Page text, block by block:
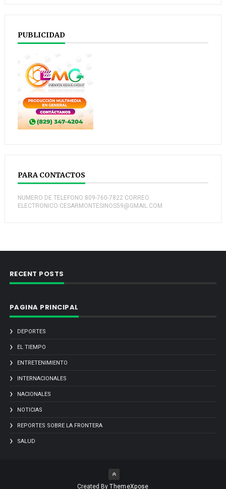
PUBLICIDAD
PARA CONTACTOS
NUMERO DE TELEFONO:809-760-7822 CORREO
ELECTRONICO:CESARMONTESINOS59@GMAIL.COM
RECENT POSTS
PAGINA PRINCIPAL
DEPORTES
EL TIEMPO
ENTRETENIMIENTO
INTERNACIONALES
NACIONALES
NOTICIAS
REPORTES SOBRE LA FRONTERA
SALUD
Created ByThemeXpose